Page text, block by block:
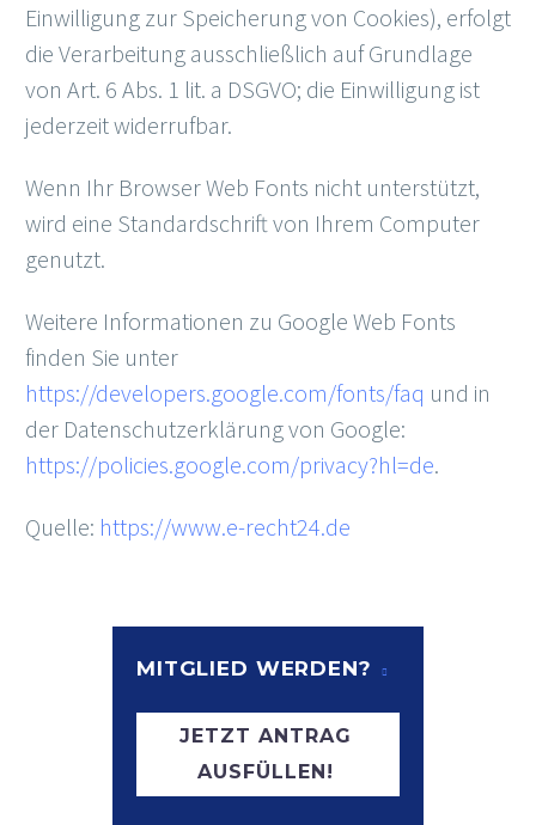
Einwilligung zur Speicherung von Cookies), erfolgt
die Verarbeitung ausschließlich auf Grundlage
von Art. 6 Abs. 1 lit. a DSGVO; die Einwilligung ist
jederzeit widerrufbar.
Wenn Ihr Browser Web Fonts nicht unterstützt,
wird eine Standardschrift von Ihrem Computer
genutzt.
Weitere Informationen zu Google Web Fonts
finden Sie unter
https://developers.google.com/fonts/faq und in
der Datenschutzerklärung von Google:
https://policies.google.com/privacy?hl=de.
Quelle: https://www.e-recht24.de
MITGLIED WERDEN?
JETZT ANTRAG
AUSFÜLLEN!